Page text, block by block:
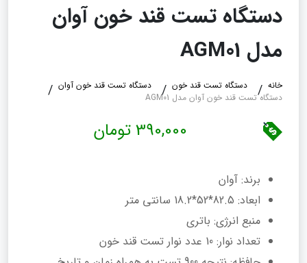
دستگاه تست قند خون آوان
مدل AGM01
خانه دستگاه تست قند خون
دستگاه تست قند خون آوان
دستگاه تست قند خون آوان مدل AGM01
390,000 تومان
برند: آوان
ابعاد: 82.5*52*18.2 سانتی متر
منبع انرژی: باتری
تعداد نوار: 10 عدد نوار تست قند خون